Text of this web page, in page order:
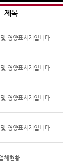
제목
영양표시제입니다.
영양표시제입니다.
영양표시제입니다.
영양표시제입니다.
체현황